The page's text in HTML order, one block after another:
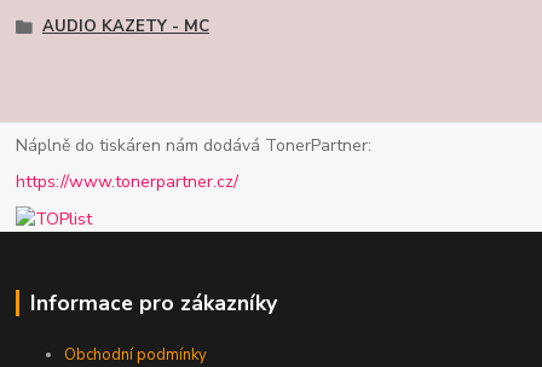
AUDIO KAZETY - MC
Náplně do tiskáren nám dodává TonerPartner:
https://www.tonerpartner.cz/
Informace pro zákazníky
Obchodní podmínky